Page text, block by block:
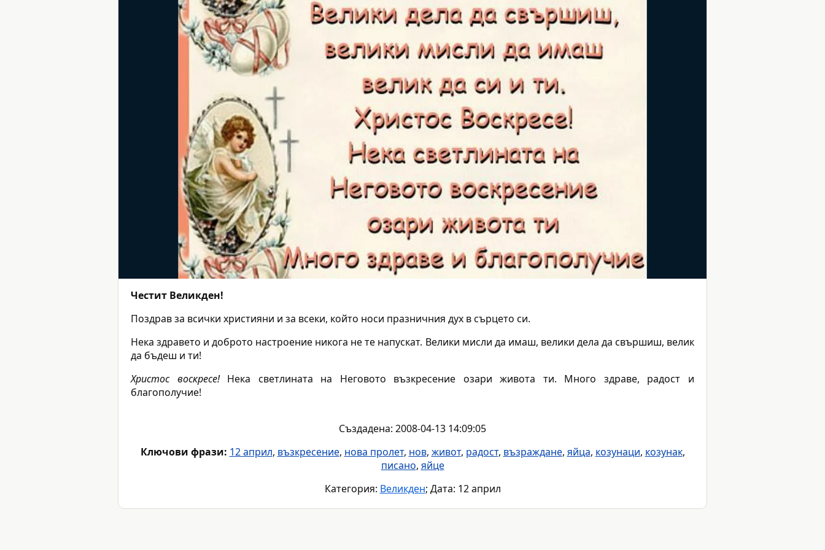
Честит Великден!
Поздрав за всички християни и за всеки, който носи празничния дух в сърцето си.
Нека здравето и доброто настроение никога не те напускат. Велики мисли да имаш, велики дела да свършиш, велик
да бъдеш и ти!
Христос воскресе!Нека светлината на Неговото възкресение озари живота ти. Много здраве, радост и
благополучие!
Създадена: 2008-04-13 14:09:05
Ключови фрази: 12 април, възкресение, нова пролет, нов, живот, радост, възраждане, яйца, козунаци, козунак,
писано, яйце
Категория: Великден; Дата: 12 април